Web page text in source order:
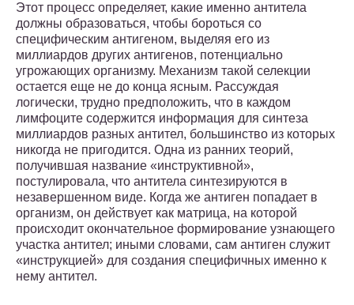
Этот процесс определяет, какие именно антитела
должны образоваться, чтобы бороться со
специфическим антигеном, выделяя его из
миллиардов других антигенов, потенциально
угрожающих организму. Механизм такой селекции
остается еще не до конца ясным. Рассуждая
логически, трудно предположить, что в каждом
лимфоците содержится информация для синтеза
миллиардов разных антител, большинство из которых
никогда не пригодится. Одна из ранних теорий,
получившая название «инструктивной»,
постулировала, что антитела синтезируются в
незавершенном виде. Когда же антиген попадает в
организм, он действует как матрица, на которой
происходит окончательное формирование узнающего
участка антител; иными словами, сам антиген служит
«инструкцией» для создания специфичных именно к
нему антител.